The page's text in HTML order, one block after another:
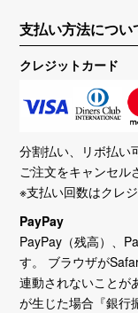
支払い方法につい
クレジットカード
分割払い、リボ払い
ご注文をキャンセル
※支払い回数はクレ
PayPay
PayPay（残高）、
す。 ブラウザが
連動されないことが
が生じた場合『銀行